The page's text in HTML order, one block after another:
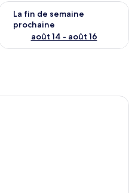
fin de semaine août 7 -
La fin de semaine
prochaine
août 14 - août 16
Vérifier la disponibilité pour
Une chambre d’hôtel moderne